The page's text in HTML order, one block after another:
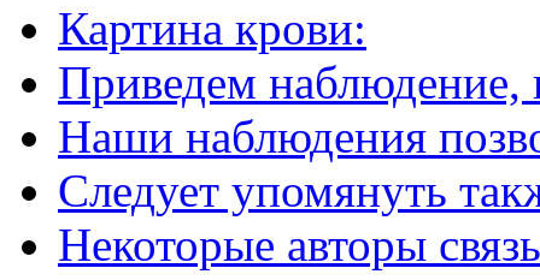
Картина крови:
Приведем
Наши наблюдения
Следует упомянуть
Некоторые авторы